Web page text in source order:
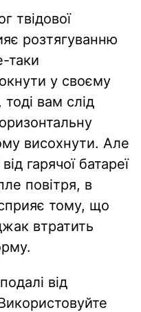
твідової
розтягуванню
таки
у своєму
вам слід
висохнути. Але
гарячої батареї
повітря, в
тому, що
втратить
від